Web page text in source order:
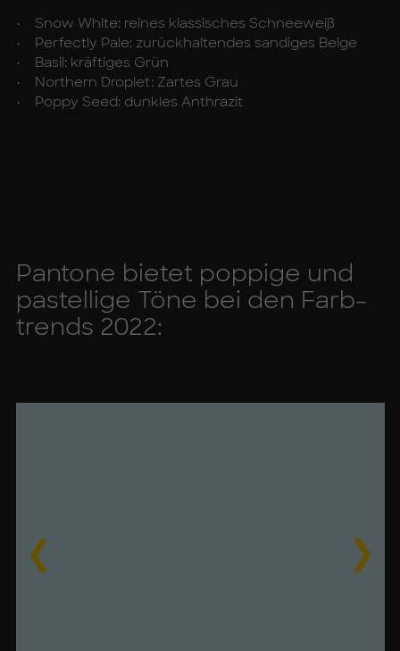
• Snow White: reines klassisches Schneeweiß
• Perfectly Pale: zurückhaltendes sandiges Beige
• Basil: kräftiges Grün
• Northern Droplet: Zartes Grau
• Poppy Seed: dunkles Anthrazit
Pan­to­ne bie­tet pop­pi­ge und
pas­tel­li­ge Töne bei den Farb­
trends 2022: